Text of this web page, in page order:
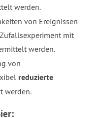
werden.
von Ereignissen
mit
werden.
von
reduzierte
werden.